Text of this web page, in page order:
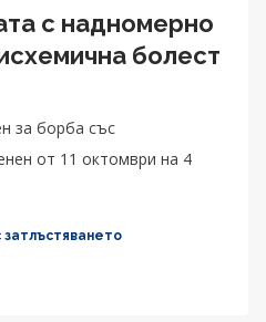
с надномерно
болест
за борба със
от 11 октомври на 4